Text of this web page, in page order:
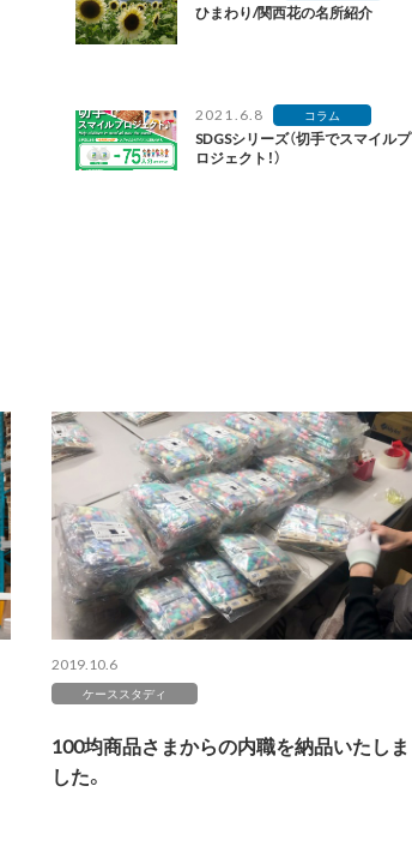
ひまわり/関西花の名所紹介
2021.6.8 コラム
SDGSシリーズ（切手でスマイルプ
ロジェクト！）
2019.10.6
ケーススタディ
100均商品さまからの内職を納品いたしま
した。